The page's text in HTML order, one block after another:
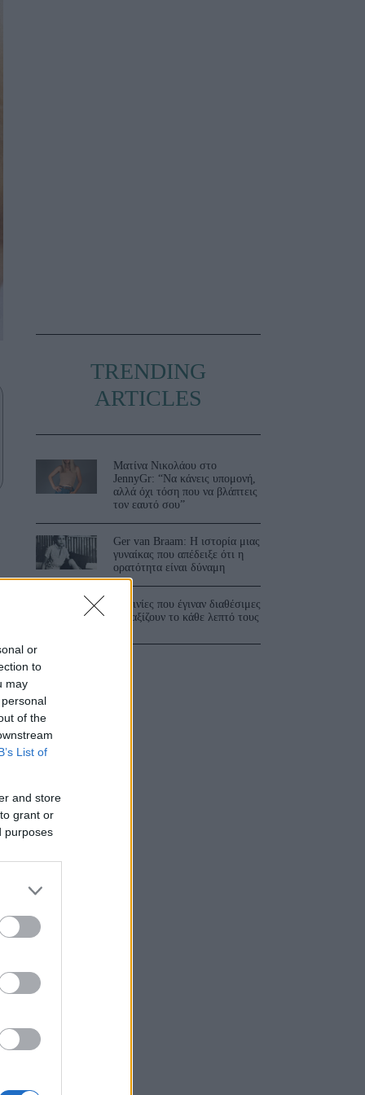
or
to
may
of the
List of
and store
grant or
purposes
TRENDING
ARTICLES
Ματίνα Νικολάου στο
JennyGr: “Να κάνεις υπομονή,
αλλά όχι τόση που να βλάπτεις
τον εαυτό σου”
Ger van Braam: Η ιστορία μιας
γυναίκας που απέδειξε ότι η
ορατότητα είναι δύναμη
3 ταινίες που έγιναν διαθέσιμες
και αξίζουν το κάθε λεπτό τους